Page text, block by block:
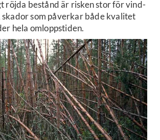
röjda bestånd är risken stor för vind-
skador som påverkar både kvalitet
hela omloppstiden.